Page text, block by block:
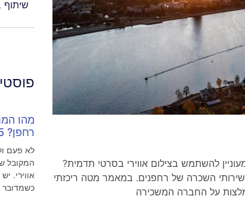
להשתמש בצילום אווירי בסרטי תדמית?
שירותי השכרה של רחפנים. במאמר מטה ריכזתי
מהו
רחפן? 5 טיפים
לא פעם
המקובל
אווירי.
כשמדובר